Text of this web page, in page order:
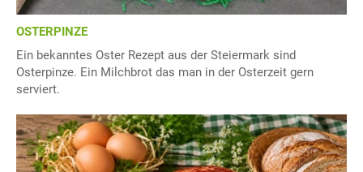
OSTERPINZE
Ein bekanntes Oster Rezept aus der Steiermark sind
Osterpinze. Ein Milchbrot das man in der Osterzeit gern
serviert.